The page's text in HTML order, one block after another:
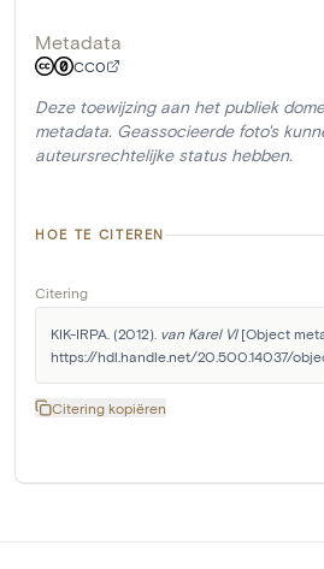
Metadata
CC0
Deze toewijzing aan het publiek
metadata. Geassocieerde foto's
auteursrechtelijke status hebben.
HOE TE CITEREN
Citering
KIK-IRPA. (2012). van Karel VI [Object
https://hdl.handle.net/20.500.14037/
Citering kopiëren